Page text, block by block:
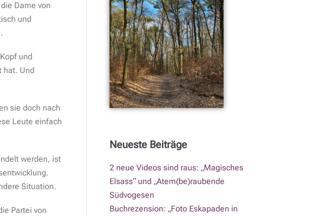
Dame von
und
und
hat. Und
sie doch nach
Leute einfach
werden, ist
Situation.
Partei von
Neueste Beiträge
2 neue Videos sind raus: „Magisches
Elsass“ und „Atem(be)raubende
Südvogesen
Buchrezension: „Foto Eskapaden in